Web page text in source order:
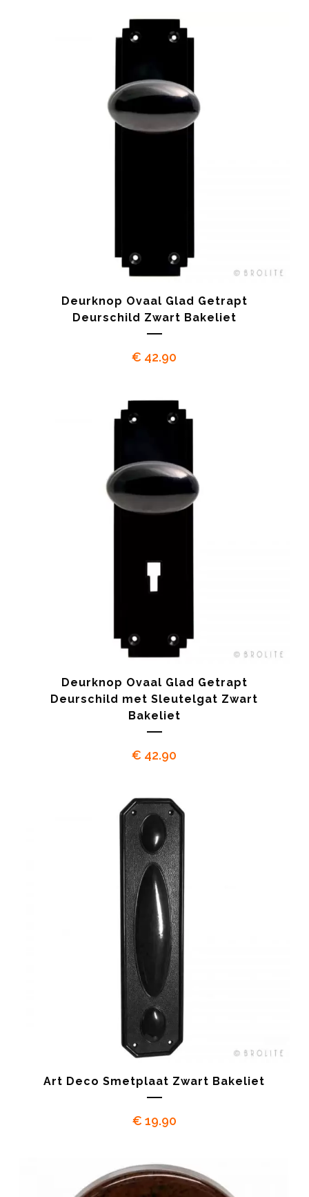
Deurknop Ovaal Glad Getrapt
Deurschild Zwart Bakeliet
€ 42.90
Deurknop Ovaal Glad Getrapt
Deurschild met Sleutelgat Zwart
Bakeliet
€ 42.90
Art Deco Smetplaat Zwart Bakeliet
€ 19.90